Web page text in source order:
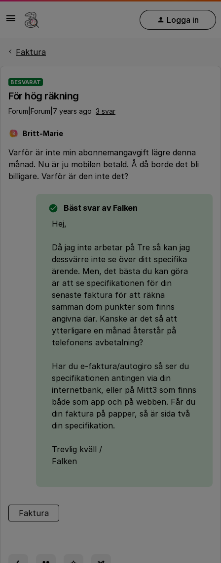
Logga in
Faktura
BESVARAT
För hög räkning
Forum|Forum|7 years ago 3 svar
B Britt-Marie
Varför är inte min abonnemangavgift lägre denna
månad. Nu är ju mobilen betald. Å då borde det bli
billigare. Varför är den inte det?
Bäst svar av Falken
Hej,
Då jag inte arbetar på Tre så kan jag
dessvärre inte se över ditt specifika
ärende. Men, det bästa du kan göra
är att se specifikationen för din
senaste faktura för att räkna
samman dom punkter som finns
angivna där. Kanske är det så att
ytterligare en månad återstår på
telefonens avbetalning?
Har du e-faktura/autogiro så ser du
specifikationen antingen via din
internetbank, eller på Mitt3 som finns
både som app och på webben. Får du
din faktura på papper, så är sida två
din specifikation.
Trevlig kväll /
Falken
Faktura